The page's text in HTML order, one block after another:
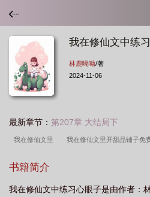
我在修仙文中练
林鹿呦呦/著
2024-11-06
最新章节： 第207章 大结局下
我在修仙文里 我在修仙文里开甜品铺子免
里当杠精全文免费阅读
书 我在修仙文里当杠精免费阅读 我在修
书籍简介
我在修仙文中练习心眼子是由作者：